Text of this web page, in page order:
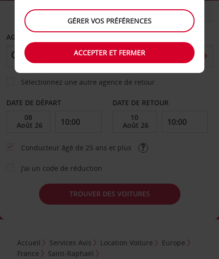
VOITURE UTILITAIRE
AGENCE DE DÉPART
Sélectionnez une autre agence de retour
DATE DE DÉPART DATE DE RETOUR
Conducteur âgé de 25 ans et plus
J’ai un code de réduction
TROUVER DES VOITURES
Accueil Services Avis Location Voiture
Europe
France
Saint-Raphaël
GÉRER VOS PRÉFÉRENCES
ACCEPTER ET FERMER